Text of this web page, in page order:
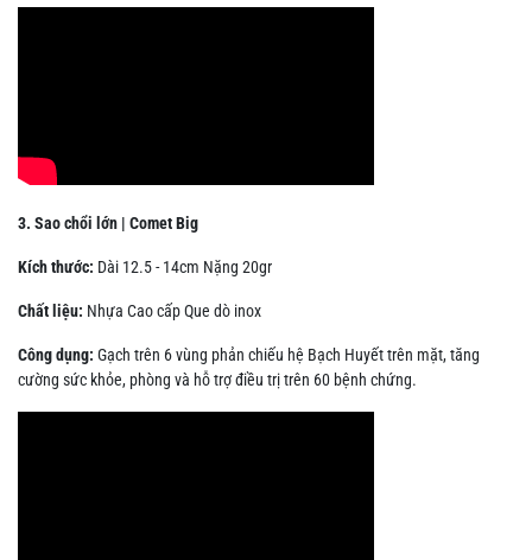
3. Sao chổi lớn | Comet Big
Kích thước: Dài 12.5 - 14cm Nặng 20gr
Chất liệu: Nhựa Cao cấp Que dò inox
Công dụng: Gạch trên 6 vùng phản chiếu hệ Bạch Huyết trên mặt, tăng
cường sức khỏe, phòng và hỗ trợ điều trị trên 60 bệnh chứng.